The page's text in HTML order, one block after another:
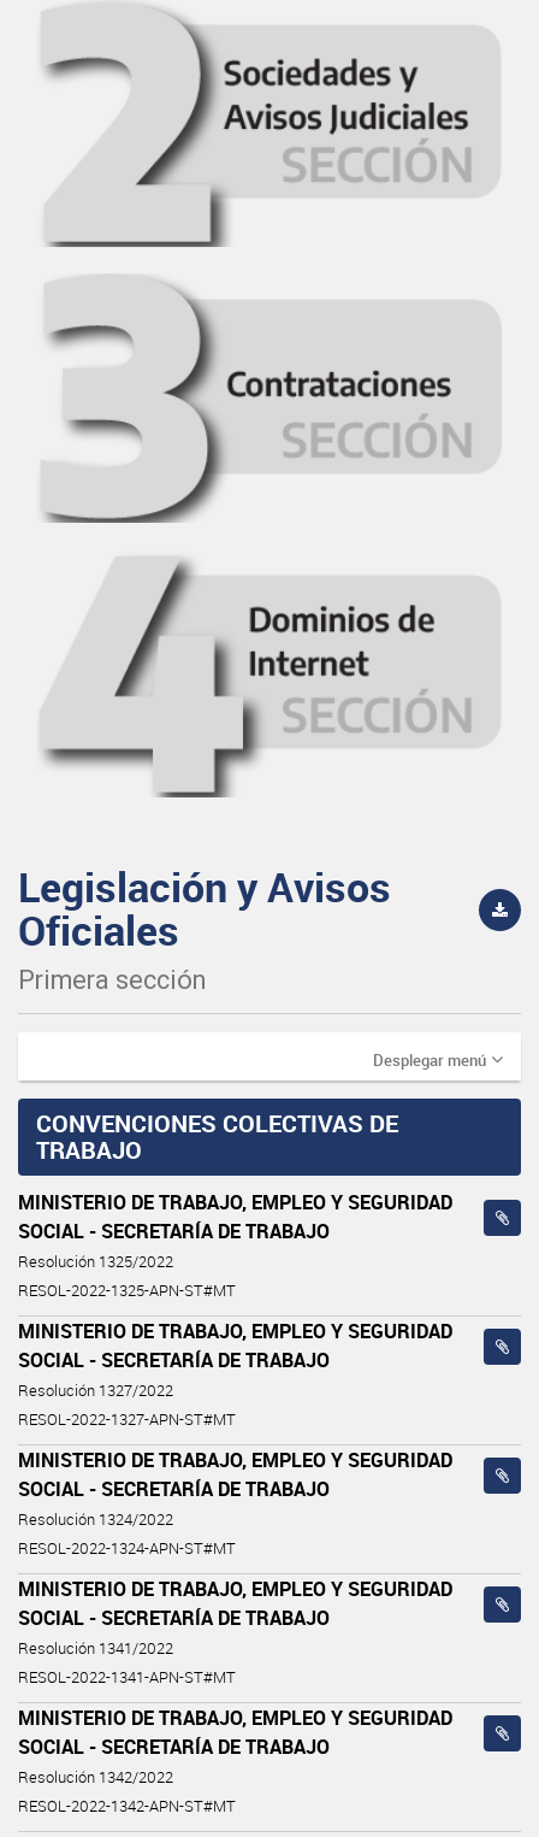
Legislación y Avisos
Oficiales
Primera sección
Desplegar menú
CONVENCIONES COLECTIVAS DE
TRABAJO
MINISTERIO DE TRABAJO, EMPLEO Y SEGURIDAD
SOCIAL - SECRETARÍA DE TRABAJO
Resolución 1325/2022
RESOL-2022-1325-APN-ST#MT
MINISTERIO DE TRABAJO, EMPLEO Y SEGURIDAD
SOCIAL - SECRETARÍA DE TRABAJO
Resolución 1327/2022
RESOL-2022-1327-APN-ST#MT
MINISTERIO DE TRABAJO, EMPLEO Y SEGURIDAD
SOCIAL - SECRETARÍA DE TRABAJO
Resolución 1324/2022
RESOL-2022-1324-APN-ST#MT
MINISTERIO DE TRABAJO, EMPLEO Y SEGURIDAD
SOCIAL - SECRETARÍA DE TRABAJO
Resolución 1341/2022
RESOL-2022-1341-APN-ST#MT
MINISTERIO DE TRABAJO, EMPLEO Y SEGURIDAD
SOCIAL - SECRETARÍA DE TRABAJO
Resolución 1342/2022
RESOL-2022-1342-APN-ST#MT